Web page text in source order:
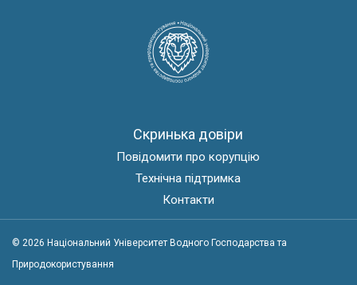
Скринька довіри
Повідомити про корупцію
Технічна підтримка
Контакти
© 2026 Національний Університет Водного Господарства та
Природокористування